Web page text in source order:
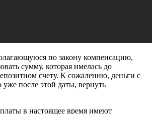
по закону компенсацию,
сумму, которая имелась до
счету. К сожалению, деньги с
уже после этой даты, вернуть
в настоящее время имеют